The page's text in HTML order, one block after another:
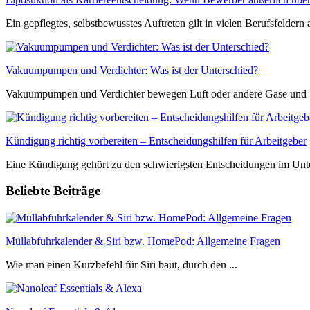
Ein gepflegtes, selbstbewusstes Auftreten gilt in vielen Berufsfeldern
Vakuumpumpen und Verdichter: Was ist der Unterschied?
Vakuumpumpen und Verdichter bewegen Luft oder andere Gase und
Kündigung richtig vorbereiten – Entscheidungshilfen für Arbeitgeber
Eine Kündigung gehört zu den schwierigsten Entscheidungen im
Beliebte Beiträge
Müllabfuhrkalender & Siri bzw. HomePod: Allgemeine Fragen
Wie man einen Kurzbefehl für Siri baut, durch den ...